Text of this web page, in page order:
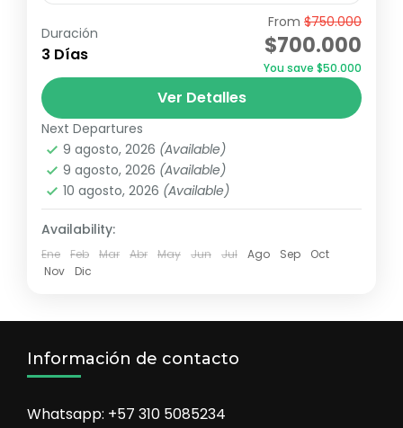
Este recorrido ofrece una experiencia
completa de la belleza natural y la riqueza
cultural de Orito, Putumayo, permitiendo a
los visitantes conectarse con la
naturaleza...
Ruta Chocolate
Medio
2 Personas
Duración
3 Días
From $750.000
$700.000
You save $50.000
Ver Detalles
Next Departures
9 agosto, 2026 (Available)
9 agosto, 2026 (Available)
10 agosto, 2026 (Available)
Availability:
Ene Feb Mar Abr May Jun Jul Ago Sep
Oct
Nov
Dic
Información de contacto
Whatsapp: +57 310 5085234